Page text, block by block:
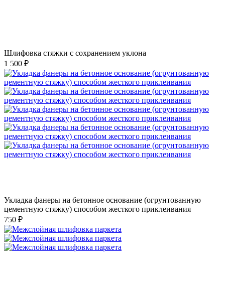
Шлифовка стяжки с сохранением уклона
1 500 ₽
Укладка фанеры на бетонное основание (огрунтованную
цементную стяжку) способом жесткого приклеивания
750 ₽